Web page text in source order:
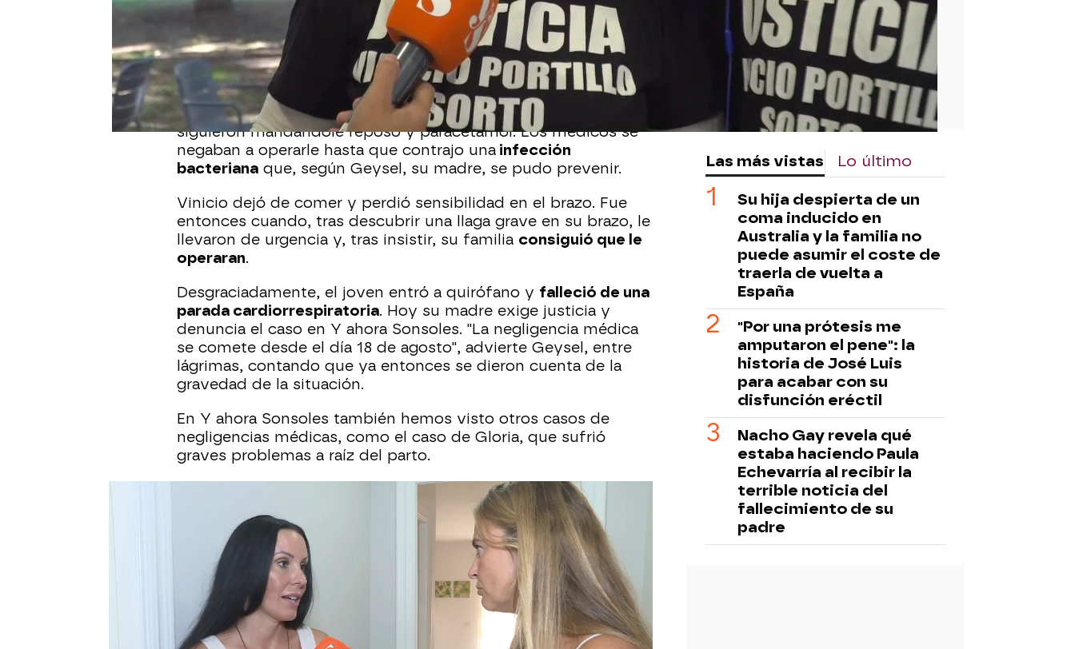
La madre de Vinicio
jamás pensó que su hijo moriría tras un
robo. El joven de
sufrió unasaltoy el forcejeo le
causó unaluxación en el codo. Pese a los terribles dolores que
sufría, los médicos le pusieron una
férulay le mandaron a
casa.
Unos días más tarde, le drenaron un coágulo de sangre
siguieron mandándole reposo y paracetamol. Los médicos se
negaban a operarle hasta que contrajo una infección
bacteriana que, según Geysel, su madre, se pudo prevenir.
Vinicio dejó de comer y perdió sensibilidad en el brazo. Fue
entonces cuando, tras descubrir una llaga grave en su brazo, le
llevaron de urgencia y, tras insistir, su familia consiguió que le
operaran.
Desgraciadamente, el joven entró a quirófano y falleció de una
parada cardiorrespiratoria. Hoy su madre exige justicia y
denuncia el caso en Y ahora Sonsoles. "La negligencia médica
se comete desde el día 18 de agosto", advierte Geysel, entre
lágrimas, contando que ya entonces se dieron cuenta de la
gravedad de la situación.
En Y ahora Sonsoles también hemos visto otros casos de
negligencias médicas, como el caso de Gloria, que sufrió
graves problemas a raíz del parto.
Sucesos
Las más vistas Lo último
Su hija despierta de un
coma inducido en
Australia y la familia no
puede asumir el coste de
traerla de vuelta a
España
"Por una prótesis me
amputaron el pene": la
historia de José Luis
para acabar con su
disfunción eréctil
Nacho Gay revela qué
estaba haciendo Paula
Echevarría al recibir la
terrible noticia del
fallecimiento de su
padre